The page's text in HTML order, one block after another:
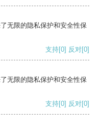
无限的隐私保护和安全性保
支持[0] 反对[0]
无限的隐私保护和安全性保
支持[0] 反对[0]